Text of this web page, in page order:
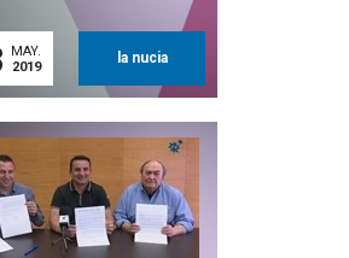
MAY.
2019
la nucia